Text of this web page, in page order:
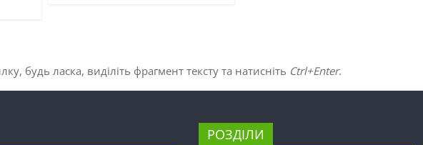
будь ласка, виділіть фрагмент тексту та натисніть Ctrl+Enter.
РОЗДІЛИ